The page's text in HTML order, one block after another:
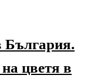
България.
цветя в